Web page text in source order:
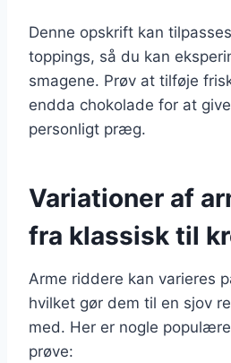
Denne opskrift kan
toppings, så du kan
smagene. Prøv at tilføje
endda chokolade for at
personligt præg.
Variationer af
fra klassisk til
Arme riddere kan varieres
hvilket gør dem til en sjov
med. Her er nogle
prøve: